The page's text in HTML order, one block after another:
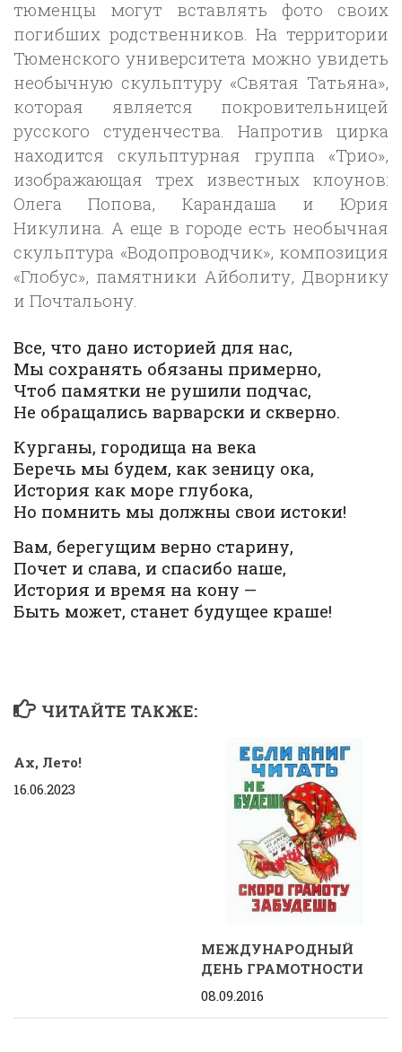
тюменцы могут вставлять фото своих
погибших родственников. На территории
Тюменского университета можно увидеть
необычную скульптуру «Святая Татьяна»,
которая является покровительницей
русского студенчества. Напротив цирка
находится скульптурная группа «Трио»,
изображающая трех известных клоунов:
Олега Попова, Карандаша и Юрия
Никулина. А еще в городе есть необычная
скульптура «Водопроводчик», композиция
«Глобус», памятники Айболиту, Дворнику
и Почтальону.
Все, что дано историей для нас,
Мы сохранять обязаны примерно,
Чтоб памятки не рушили подчас,
Не обращались варварски и скверно.
Курганы, городища на века
Беречь мы будем, как зеницу ока,
История как море глубока,
Но помнить мы должны свои истоки!
Вам, берегущим верно старину,
Почет и слава, и спасибо наше,
История и время на кону —
Быть может, станет будущее краше!
ЧИТАЙТЕ ТАКЖЕ:
Ах, Лето!
16.06.2023
МЕЖДУНАРОДНЫЙ
ДЕНЬ ГРАМОТНОСТИ
08.09.2016